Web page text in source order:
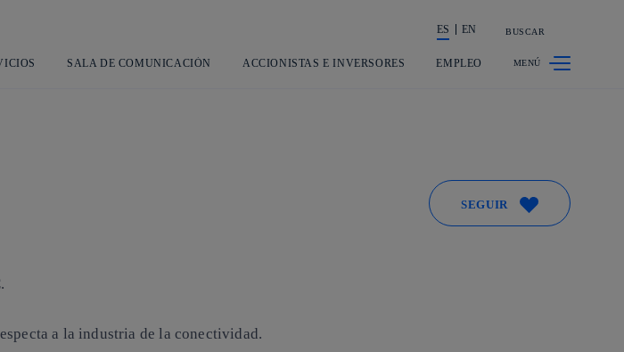
La acción en accionistas e inversores
ES EN BUSCAR
SALA DE COMUNICACIÓN ACCIONISTAS E INVERSORES EMPLEO
SEGUIR
a la industria de la conectividad.